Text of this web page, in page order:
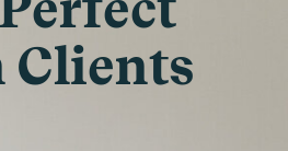
Clients